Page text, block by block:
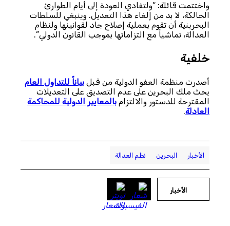
واختتمت قائلة: “ولتفادي العودة إلى أيام الطوارئ
الحالكة، لا بد من إلغاء هذا التعديل. وينبغي للسلطات
البحرينية أن تقوم بعملية إصلاح جاد لقوانينها ولنظام
العدالة، تماشياً مع التزاماتها بموجب القانون الدولي”.
خلفية
أصدرت منظمة العفو الدولية من قبل بياناً للتداول العام
يحث ملك البحرين على عدم التصديق على التعديلات
المقترحة للدستور والالتزام بالمعايير الدولية للمحاكمة
العادلة.
الأخبار البحرين نظم العدالة
الأخبار